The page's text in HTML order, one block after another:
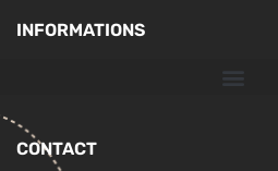
INFORMATIONS
CONTACT